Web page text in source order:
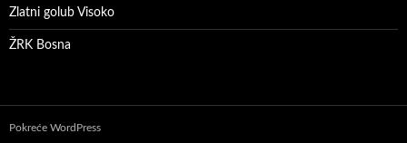
Zlatni golub Visoko
ŽRK Bosna
Pokreće WordPress